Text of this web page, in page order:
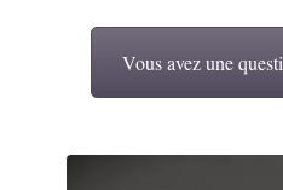
Vous avez une